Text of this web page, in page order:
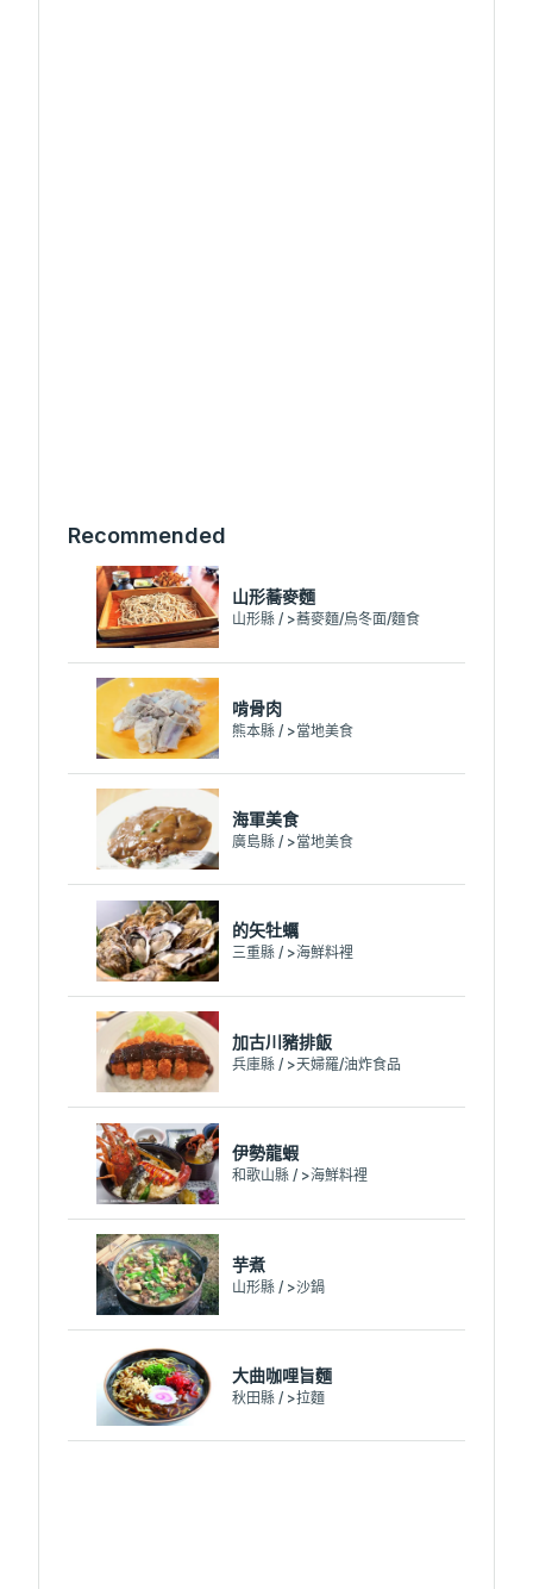
Recommended
山形蕎麥麵
山形縣 / >蕎麥麵/烏冬面/麵食
啃骨肉
熊本縣 / >當地美食
海軍美食
廣島縣 / >當地美食
的矢牡蠣
三重縣 / >海鮮料裡
加古川豬排飯
兵庫縣 / >天婦羅/油炸食品
伊勢龍蝦
和歌山縣 / >海鮮料裡
芋煮
山形縣 / >沙鍋
大曲咖哩旨麵
秋田縣 / >拉麵